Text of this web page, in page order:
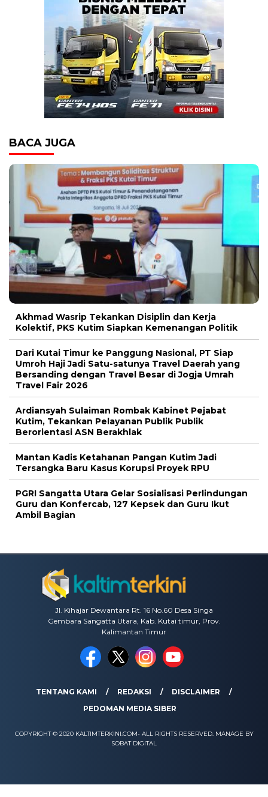
BACA JUGA
Akhmad Wasrip Tekankan Disiplin dan Kerja
Kolektif, PKS Kutim Siapkan Kemenangan Politik
Dari Kutai Timur ke Panggung Nasional, PT Siap
Umroh Haji Jadi Satu-satunya Travel Daerah yang
Bersanding dengan Travel Besar di Jogja Umrah
Travel Fair 2026
Ardiansyah Sulaiman Rombak Kabinet Pejabat
Kutim, Tekankan Pelayanan Publik Publik
Berorientasi ASN Berakhlak
Mantan Kadis Ketahanan Pangan Kutim Jadi
Tersangka Baru Kasus Korupsi Proyek RPU
PGRI Sangatta Utara Gelar Sosialisasi Perlindungan
Guru dan Konfercab, 127 Kepsek dan Guru Ikut
Ambil Bagian
Jl. Kihajar Dewantara Rt. 16 No.60 Desa Singa
Gembara Sangatta Utara, Kab. Kutai timur, Prov.
Kalimantan Timur
TENTANG KAMI REDAKSI
DISCLAIMER
PEDOMAN MEDIA SIBER
COPYRIGHT © 2020 KALTIMTERKINI.COM- ALL RIGHTS RESERVED. MANAGE BY
SOBAT DIGITAL